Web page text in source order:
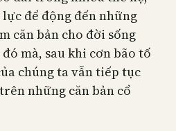
để động đến những
căn bản cho đời sống
mà, sau khi cơn bão tố
chúng ta vẫn tiếp tục
những căn bản cổ